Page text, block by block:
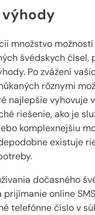
množstvo
švédskych čísel,
Po zvážení
rôznymi
najlepšie vyhovuje
riešenie, ako je
komplexnejšiu
existuje
dočasného
online
telefónne číslo v